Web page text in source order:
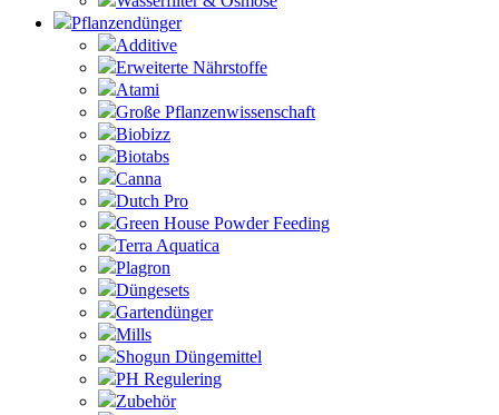
Pflanzendünger
Additive
Erweiterte Nährstoffe
Atami
Große Pflanzenwissenschaft
Biobizz
Biotabs
Canna
Dutch Pro
Green House Powder Feeding
Terra Aquatica
Plagron
Düngesets
Gartendünger
Mills
Shogun Düngemittel
PH Regulering
Zubehör